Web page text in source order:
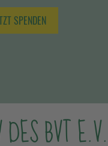
SPENDEN
BVT E.V.